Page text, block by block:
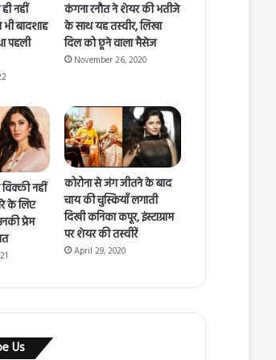
नहीं
बादशाह
पहली
कंगना रनौत ने शेयर की भतीजे
के साथ यह तस्वीर, लिखा
दिल को छूने वाला मैसेज
November 26, 2020
नहीं
के लिए
प्रेम
कोरोना से जंग जीतने के बाद
चाय की चुस्कियाँ लगाती
दिखी कनिका कपूर, इंस्टाग्राम
पर शेयर की तस्वीरें
April 29, 2020
Us